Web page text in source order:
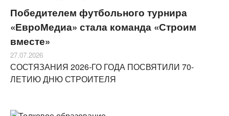
Победителем футбольного турнира
«ЕвроМедиа» стала команда «Строим
вместе»
27.07.2026
СОСТЯЗАНИЯ 2026-ГО ГОДА ПОСВЯТИЛИ 70-
ЛЕТИЮ ДНЮ СТРОИТЕЛЯ